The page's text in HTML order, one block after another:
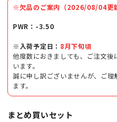
※欠品のご案内（2026/08/04更
PWR：-3.50
※入荷予定日： 8月下旬頃
他度数におきましても、ご注文
います。
誠に申し訳ございませんが、ご
ます。
まとめ買いセット